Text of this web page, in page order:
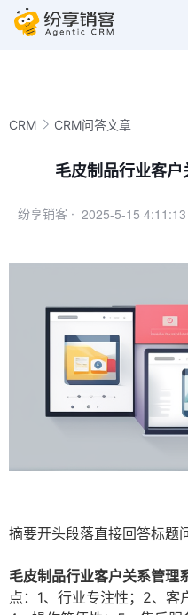
CRM CRM问答文章
毛皮制品行业客
纷享销客 · 2025-5-15 4:11:13
摘要开头段落直接回答标题
毛皮制品行业客户关系管理
点：1、行业专注性；2、客